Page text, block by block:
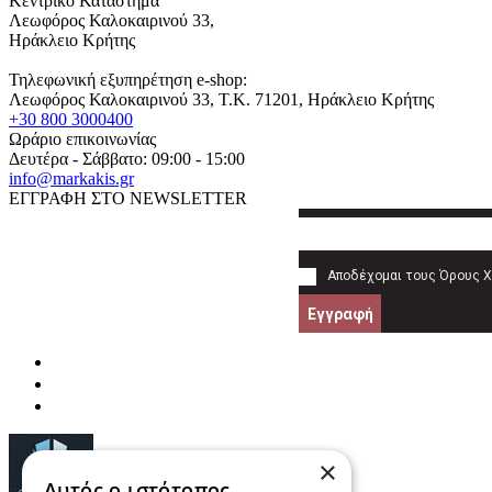
Λεωφόρος Καλοκαιρινού 33,
Ηράκλειο Κρήτης
Τηλεφωνική εξυπηρέτηση e-shop:
Λεωφόρος Καλοκαιρινού 33, T.K. 71201, Ηράκλειο Κρήτης
+30 800 3000400
Ωράριο επικοινωνίας
Δευτέρα - Σάββατο: 09:00 - 15:00
info@markakis.gr
ΕΓΓΡΑΦΗ ΣΤΟ NEWSLETTER
Αποδέχομαι τους Όρους
Εγγραφή
×